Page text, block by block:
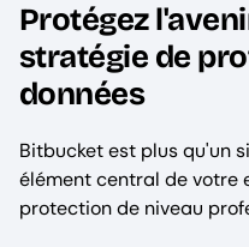
Protégez
stratégie de
données
Bitbucket est plus qu'un
élément central de votre
protection de niveau